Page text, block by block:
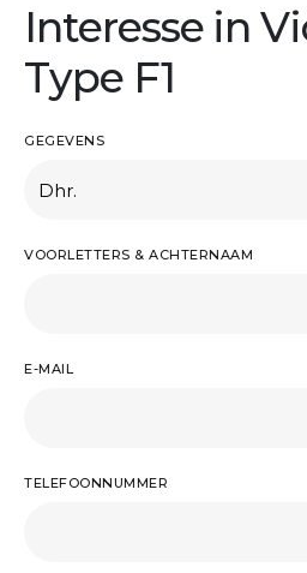
Interesse in
Type F1
GEGEVENS
VOORLETTERS & ACHTERNAAM
E-MAIL
TELEFOONNUMMER